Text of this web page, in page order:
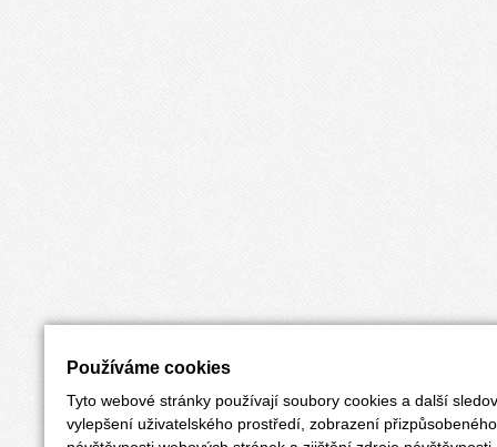
Používáme cookies
Tyto webové stránky používají soubory cookies a další
vylepšení uživatelského prostředí, zobrazení